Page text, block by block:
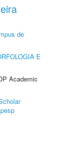
de
E
Academic